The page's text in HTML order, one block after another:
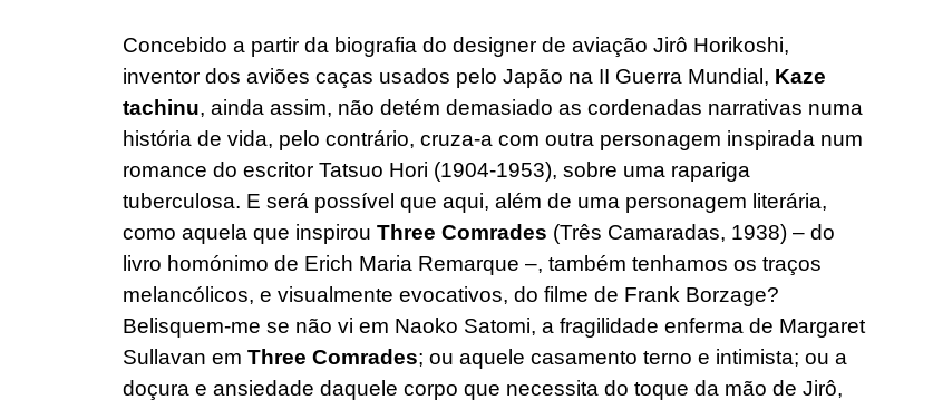
Concebido a partir da biografia do designer de aviação Jirô Horikoshi,
inventor dos aviões caças usados pelo Japão na II Guerra Mundial, Kaze
tachinu, ainda assim, não detém demasiado as cordenadas narrativas numa
história de vida, pelo contrário, cruza-a com outra personagem inspirada num
romance do escritor Tatsuo Hori (1904-1953), sobre uma rapariga
tuberculosa. E será possível que aqui, além de uma personagem literária,
como aquela que inspirou Three Comrades (Três Camaradas, 1938) – do
livro homónimo de Erich Maria Remarque –, também tenhamos os traços
melancólicos, e visualmente evocativos, do filme de Frank Borzage?
Belisquem-me se não vi em Naoko Satomi, a fragilidade enferma de Margaret
Sullavan em Three Comrades; ou aquele casamento terno e intimista; ou a
doçura e ansiedade daquele corpo que necessita do toque da mão de Jirô,